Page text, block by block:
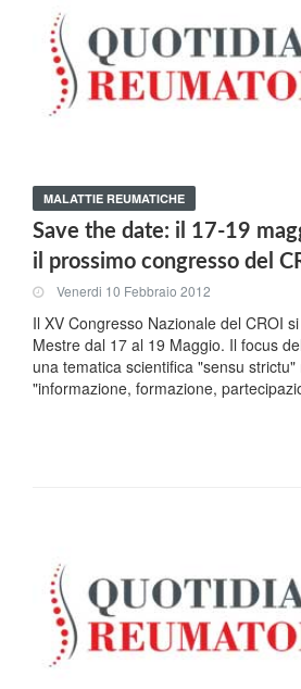
MALATTIE REUMATICHE
Save the date: il 17-19
il prossimo congresso del
Venerdi 10 Febbraio 2012
Il XV Congresso Nazionale del CROI
Mestre dal 17 al 19 Maggio. Il focus
una tematica scientifica "sensu
"informazione, formazione,